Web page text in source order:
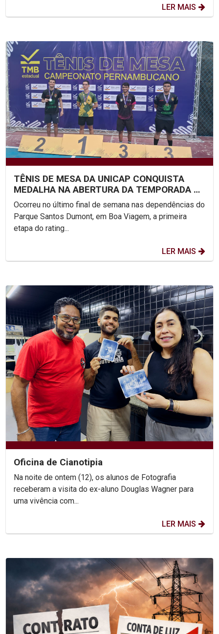
LER MAIS
TÊNIS DE MESA DA UNICAP CONQUISTA
MEDALHA NA ABERTURA DA TEMPORADA DE
2026
Ocorreu no último final de semana nas dependências do
Parque Santos Dumont, em Boa Viagem, a primeira
etapa do rating...
LER MAIS
Oficina de Cianotipia
Na noite de ontem (12), os alunos de Fotografia
receberam a visita do ex-aluno Douglas Wagner para
uma vivência com...
LER MAIS